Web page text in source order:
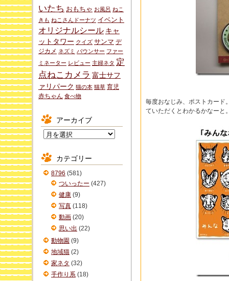
毎度おなじみ、ポストカード
ていただくとわかるかなーと
いたち おもちゃ お風呂 ねこ
きも ねこさんドーナツ イベント
オリジナルシール キャ
ットタワー クイズ サンマ デ
ジカメ ネズミ バウンサー ファー
ミネーター レビュー 主婦ネタ 定
点ねこカメラ 富士サフ
ァリパーク 猫の本 猫草 育児
赤ちゃん 食べ物
アーカイブ
イ
ブ
カテゴリー
8796 (581)
ついったー (427)
健康 (9)
写真 (118)
動画 (20)
思い出 (22)
動物園 (9)
地域猫 (2)
家ネタ (32)
手作り系 (18)